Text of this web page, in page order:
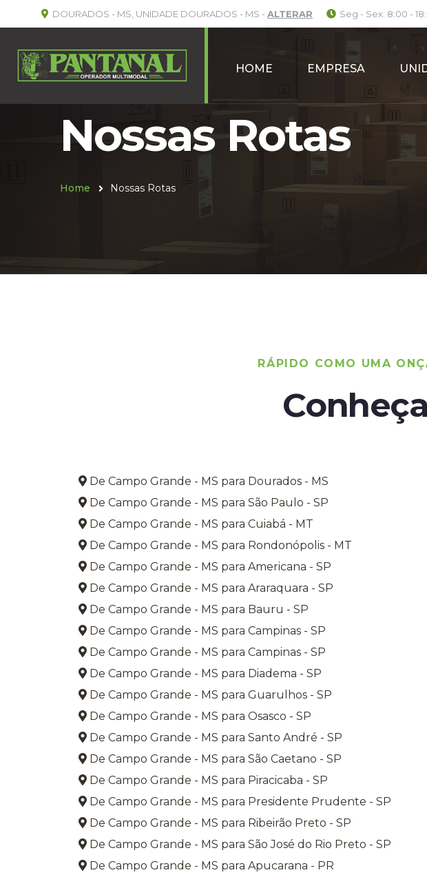
DOURADOS - MS, UNIDADE DOURADOS - MS - ALTERAR Seg - Sex: 8:00 -
HOME EMPRESA
Nossas Rotas
Home Nossas Rotas
RÁPIDO COMO UMA
De Campo Grande - MS para Dourados - MS
De Campo Grande - MS para São Paulo - SP
De Campo Grande - MS para Cuiabá - MT
De Campo Grande - MS para Rondonópolis - MT
De Campo Grande - MS para Americana - SP
De Campo Grande - MS para Araraquara - SP
De Campo Grande - MS para Bauru - SP
De Campo Grande - MS para Campinas - SP
De Campo Grande - MS para Campinas - SP
De Campo Grande - MS para Diadema - SP
De Campo Grande - MS para Guarulhos - SP
De Campo Grande - MS para Osasco - SP
De Campo Grande - MS para Santo André - SP
De Campo Grande - MS para São Caetano - SP
De Campo Grande - MS para Piracicaba - SP
De Campo Grande - MS para Presidente Prudente - SP
De Campo Grande - MS para Ribeirão Preto - SP
De Campo Grande - MS para São José do Rio Preto - SP
De Campo Grande - MS para Apucarana - PR